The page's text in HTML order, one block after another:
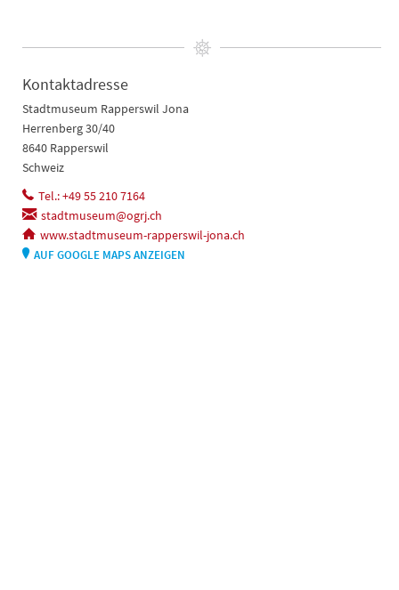
Kontaktadresse
Stadtmuseum Rapperswil Jona
Herrenberg 30/40
8640 Rapperswil
Schweiz
Tel.: +49 55 210 7164
stadtmuseum@ogrj.ch
www.stadtmuseum-rapperswil-jona.ch
AUF GOOGLE MAPS ANZEIGEN